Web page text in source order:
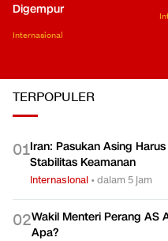
Digempur
Internasional
TERPOPULER
01Iran: Pasukan Asing
Stabilitas Keamanan
Internasional •dalam 5 jam
02Wakil Menteri Perang AS
Apa?